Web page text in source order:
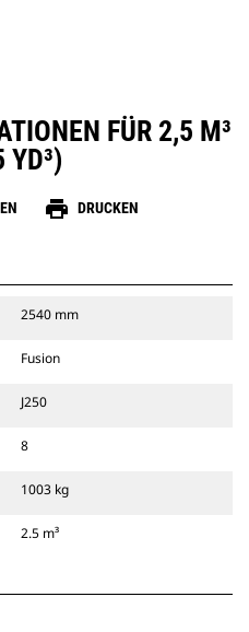
FÜR 2,5 M³
YD³)
print DRUCKEN
2540 mm
Fusion
J250
8
1003 kg
2.5 m³